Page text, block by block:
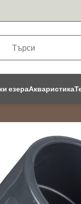
езераАкваристика